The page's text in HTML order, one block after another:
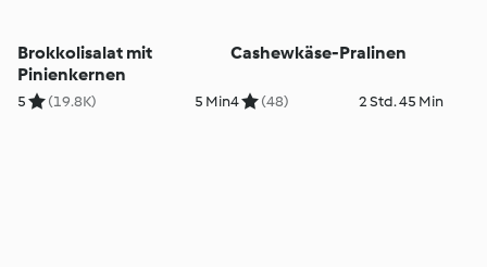
Brokkolisalat mit
Pinienkernen
5 (19.8K) 5 Min
Cashewkäse-Pralinen
4 (48) 2 Std. 45 Min